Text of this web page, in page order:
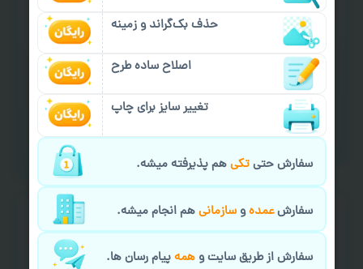
سفارش گیری آنلاین
امکان سفارش از طریق چت و
سایت با پشتیبانی آنلاین
چاپ عمده و فوری
برای درخواست خدمات چاپ
عمده و فوری با ما تماس
تماس با ما)
حذف بک‌گراند و زمینه
اصلاح ساده طرح
تغییر سایز برای چاپ
سفارش حتیتکیهم پذیرفته میشه.
سفارشعمدهوسازمانیهم انجام میشه.
سفارش از طریق سایت وهمهپیام رسان ها.